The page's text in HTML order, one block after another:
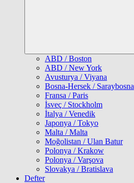
ABD / Boston
ABD / New York
Avusturya / Viyana
Bosna-Hersek / Saraybosna
Fransa / Paris
İsveç / Stockholm
İtalya / Venedik
Japonya / Tokyo
Malta / Malta
Moğolistan / Ulan Batur
Polonya / Krakow
Polonya / Varşova
Slovakya / Bratislava
Defter